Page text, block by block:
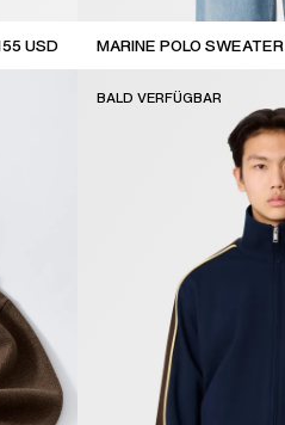
USD MARINE POLO SWEATER
BALD VERFÜGBAR